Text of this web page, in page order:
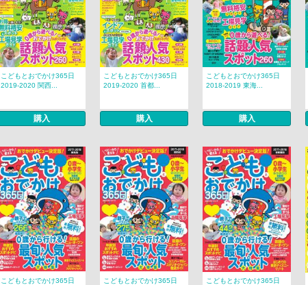
こどもとおでかけ365日
2019-2020 関西...
購入
こどもとおでかけ365日
2019-2020 首都...
購入
こどもとおでかけ365日
2018-2019 東海...
購入
こどもとおでかけ365日
こどもとおでかけ365日
こどもとおでかけ365日